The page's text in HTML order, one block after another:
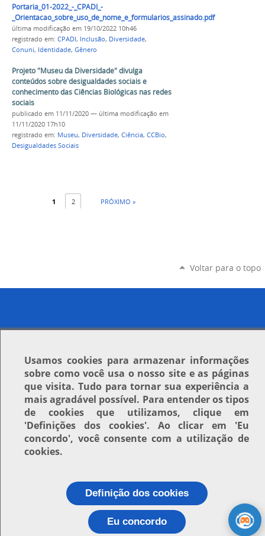
Portaria_01-2022_-_CPADI_-
_Orientacao_sobre_uso_de_nome_e_formularios_assinado.pdf
última modificação em 19/10/2022 10h46
registrado em: CPADI, Inclusão, Diversidade,
Conuni, Identidade, Gênero
Projeto "Museu da Diversidade" divulga
conteúdos sobre desigualdades sociais e
conhecimento das Ciências Biológicas nas redes
sociais
publicado em 11/11/2020 — última modificação em
11/11/2020 17h10
registrado em: Museu, Diversidade, Ciência, CCBio,
Desigualdades Sociais
1 2 PRÓXIMO »
Voltar para o topo
Usamos cookiespara armazenar informações
sobre como você usa o nosso site e as páginas
que visita. Tudo para tornar sua experiência a
mais agradável possível. Para entender os tipos
de cookies que utilizamos, clique em
'Definições dos cookies'. Ao clicar em 'Eu
concordo', você consente com a utilização de
cookies.